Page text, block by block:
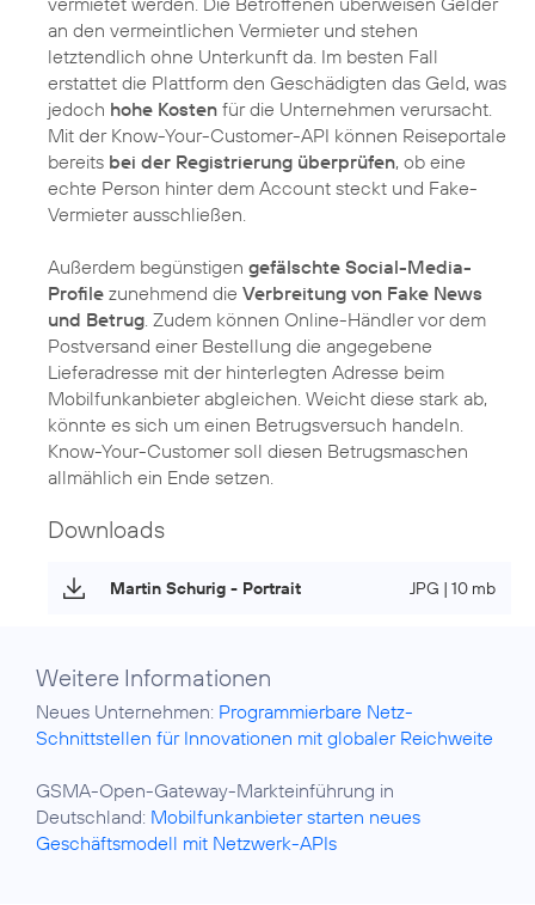
an den vermeintlichen Vermieter und stehen
letztendlich ohne Unterkunft da. Im besten Fall
erstattet die Plattform den Geschädigten das Geld, was
jedoch hohe Kosten für die Unternehmen verursacht.
Mit der Know-Your-Customer-API können Reiseportale
bereits bei der Registrierung überprüfen, ob eine
echte Person hinter dem Account steckt und Fake-
Vermieter ausschließen.
Außerdem begünstigen gefälschte Social-Media-
Profile zunehmend die Verbreitung von Fake News
und Betrug . Zudem können Online-Händler vor dem
Postversand einer Bestellung die angegebene
Lieferadresse mit der hinterlegten Adresse beim
Mobilfunkanbieter abgleichen. Weicht diese stark ab,
könnte es sich um einen Betrugsversuch handeln.
Know-Your-Customer soll diesen Betrugsmaschen
allmählich ein Ende setzen.
Downloads
Martin Schurig - Portrait JPG | 10 mb
Weitere Informationen
Neues Unternehmen: Programmierbare Netz-
Schnittstellen für Innovationen mit globaler Reichweite
GSMA-Open-Gateway-Markteinführung in
Deutschland: Mobilfunkanbieter starten neues
Geschäftsmodell mit Netzwerk-APIs